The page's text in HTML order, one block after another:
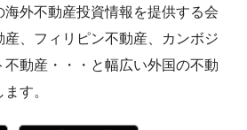
外不動産投資情報を提供する会
、フィリピン不動産、カンボジ
不動産・・・と幅広い外国の不動
す。